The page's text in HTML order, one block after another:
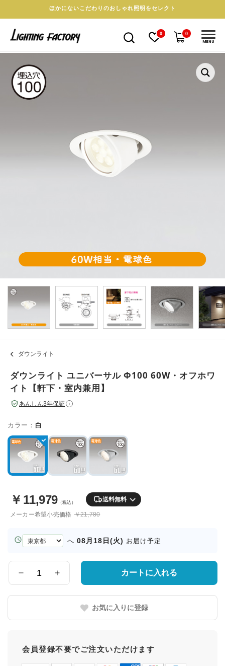
ほかにないこだわりのおしゃれ照明をセレクト
0 0
MENU
ダウンライト
ダウンライト ユニバーサル Φ100 60W・オフホワ
イト【軒下・室内兼用】
あんしん3年保証 i
カラー： 白
￥ 11,979（税込） 送料無料
メーカー希望小売価格 ￥21,780
お
届
県
へ 08月18日(火) お届け予定
量
カートに入れる
お気に入りに登録
会員登録不要でご注文いただけます